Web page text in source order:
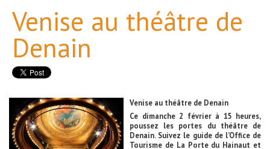
Venise au théâtre de
Denain
Venise au théâtre de Denain
Ce dimanche 2 février à 15 heures,
poussez les portes du théâtre de
Denain. Suivez le guide de l’Office de
Tourisme de La Porte du Hainaut et